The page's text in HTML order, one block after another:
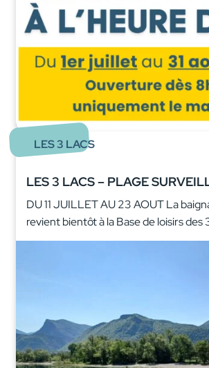
LES 3 LACS
LES 3 LACS – PLAGE
DU 11 JUILLET AU 23 AOUT La
revient bientôt à la Base de loisirs des